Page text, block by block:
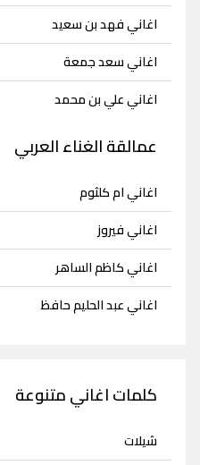
اغاني فهد بن سعيد
اغاني سعد جمعة
اغاني علي بن محمد
عمالقة الغناء العربي
اغاني ام كلثوم
اغاني فيروز
اغاني كاظم الساهر
اغاني عبد الحليم حافظ
كلمات اغاني متنوعة
شيلات